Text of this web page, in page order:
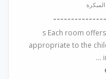
s Each room
appropriate to the